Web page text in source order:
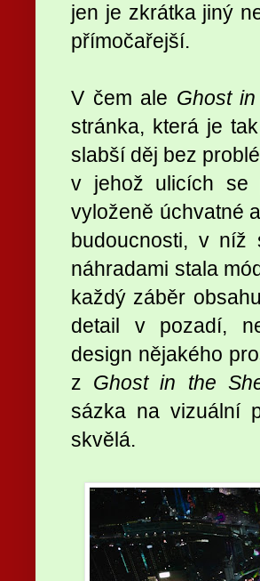
jen je zkrátka jiný
přímočařejší.
V čem ale Ghost
stránka, která je
slabší děj bez
v jehož ulicích se
vyloženě úchvatné
budoucnosti, v níž
náhradami stala
každý záběr
detail v pozadí,
design nějakého
z Ghost in the
sázka na vizuální
skvělá.